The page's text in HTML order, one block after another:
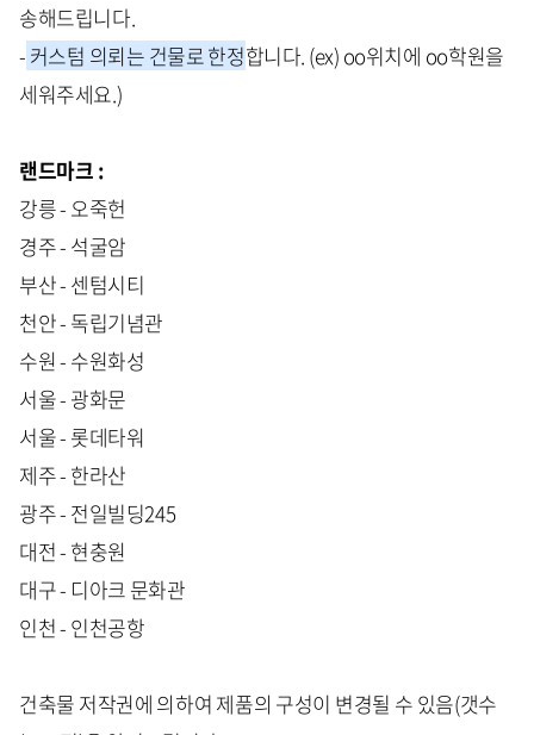
송해드립니다.
- 커스텀 의뢰는 건물로 한정합니다. (ex) oo위치에 oo학원을
세워주세요.)
랜드마크 :
강릉 - 오죽헌
경주 - 석굴암
부산 - 센텀시티
천안 - 독립기념관
수원 - 수원화성
서울 - 광화문
서울 - 롯데타워
제주 - 한라산
광주 - 전일빌딩245
대전 - 현충원
대구 - 디아크 문화관
인천 - 인천공항
건축물 저작권에 의하여 제품의 구성이 변경될 수 있음(갯수